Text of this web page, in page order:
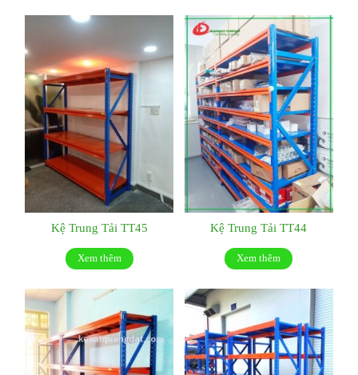
Kệ Trung Tải TT45
Xem thêm
Kệ Trung Tải TT44
Xem thêm